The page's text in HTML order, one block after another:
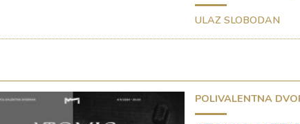
ULAZ SLOBODAN
POLIVALENTNA